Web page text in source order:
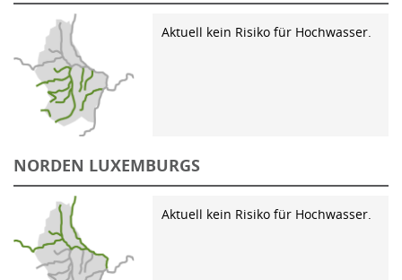
Aktuell kein Risiko für Hochwasser.
NORDEN LUXEMBURGS
Aktuell kein Risiko für Hochwasser.